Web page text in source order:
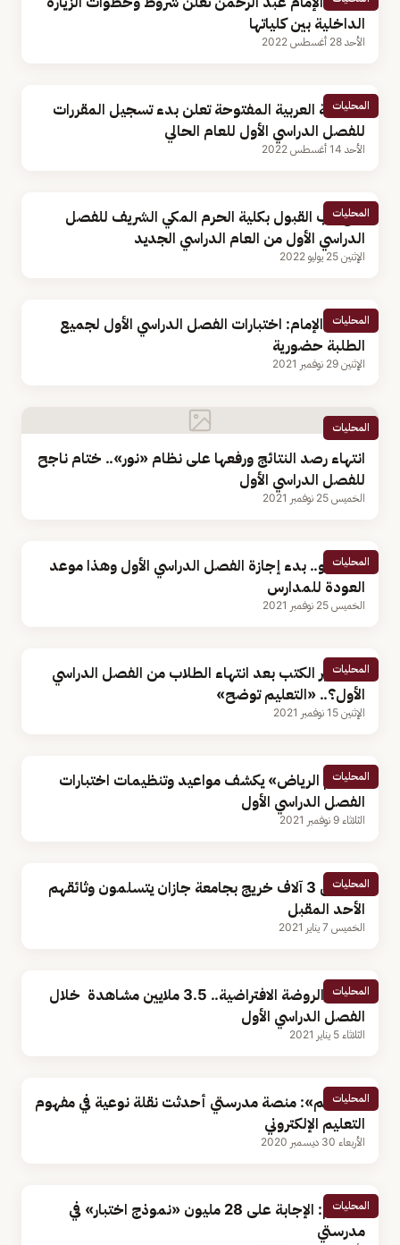
الداخلية بين كلياتها
الأحد 28 أغسطس 2022
المحليات
الجامعة العربية المفتوحة تعلن بدء تسجيل المقررات
للفصل الدراسي الأول للعام الحالي
الأحد 14 أغسطس 2022
المحليات
فتح باب القبول بكلية الحرم المكي الشريف للفصل
الدراسي الأول من العام الدراسي الجديد
الإثنين 25 يوليو 2022
المحليات
جامعة الإمام: اختبارات الفصل الدراسي الأول لجميع
الطلبة حضورية
الإثنين 29 نوفمبر 2021
المحليات
انتهاء رصد النتائج ورفعها على نظام «نور».. ختام ناجح
للفصل الدراسي الأول
الخميس 25 نوفمبر 2021
المحليات
بالفيديو.. بدء إجازة الفصل الدراسي الأول وهذا موعد
العودة للمدارس
الخميس 25 نوفمبر 2021
المحليات
ما مصير الكتب بعد انتهاء الطلاب من الفصل الدراسي
الأول؟.. «التعليم توضح»
الإثنين 15 نوفمبر 2021
المحليات
«تعليم الرياض» يكشف مواعيد وتنظيمات اختبارات
الفصل الدراسي الأول
الثلاثاء 9 نوفمبر 2021
المحليات
أكثر من 3 آلاف خريج بجامعة جازان يتسلمون وثائقهم
الأحد المقبل
الخميس 7 يناير 2021
المحليات
تطبيق الروضة الافتراضية.. 3.5 ملايين مشاهدة خلال
الفصل الدراسي الأول
الثلاثاء 5 يناير 2021
المحليات
«التعليم»: منصة مدرستي أحدثت نقلة نوعية في مفهوم
التعليم الإلكتروني
الأربعاء 30 ديسمبر 2020
المحليات
التعليم: الإجابة على 28 مليون «نموذج اختبار» في
مدرستي